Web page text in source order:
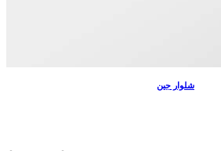
شلوار جین